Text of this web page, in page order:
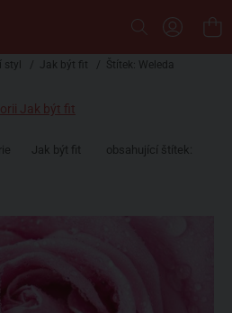
styl / Jak být fit / Štítek: Weleda
Jak být fit
Jak být fit obsahující štítek: